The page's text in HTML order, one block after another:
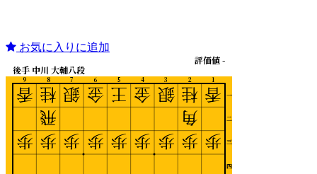
お気に入りに追加
1
2
3
4
5
6
7
8
9
一
二
三
四
後手 中川 大輔八段
評価値 -
香
歩
桂
角
歩
銀
歩
金
歩
王
歩
金
歩
銀
歩
桂
飛
歩
香
歩